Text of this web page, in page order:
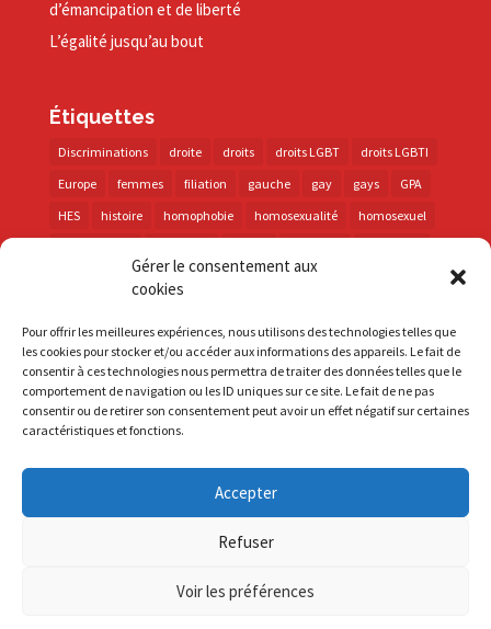
Gérer le consentement aux
cookies
Pour offrir les meilleures expériences, nous utilisons des technologies telles que
les cookies pour stocker et/ou accéder aux informations des appareils. Le fait de
consentir à ces technologies nous permettra de traiter des données telles que le
comportement de navigation ou les ID uniques sur ce site. Le fait de ne pas
consentir ou de retirer son consentement peut avoir un effet négatif sur certaines
caractéristiques et fonctions.
Accepter
Refuser
Voir les préférences
d’émancipation et de liberté
L’égalité jusqu’au bout
Étiquettes
Discriminations droite droits droits LGBT
droits LGBTI
Europe
femmes filiation gauche gay gays
GPA
HES
histoire homophobie homosexualité
homosexuel
personnes trans
PMA police propositions
prévention
santé
sida trans transphobie UE
Union européenne
vih
violences visibilité élections